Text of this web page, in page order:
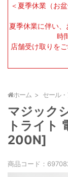
＜夏季休業（お
夏季休業に伴い
時
店舗受け取りを
ホーム セール
マジック
トライト
200N]
商品コード：